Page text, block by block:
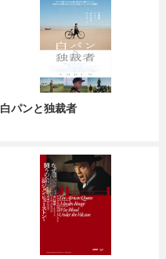
白パンと独裁者